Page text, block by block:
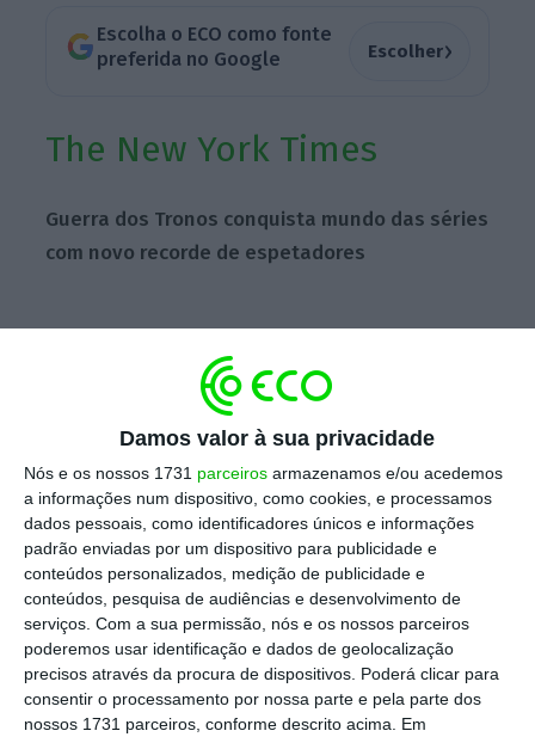
Damos valor à sua privacidade
Nós e os nossos 1731 parceiros armazenamos e/ou acedemos
a informações num dispositivo, como cookies, e processamos
dados pessoais, como identificadores únicos e informações
padrão enviadas por um dispositivo para publicidade e
conteúdos personalizados, medição de publicidade e
conteúdos, pesquisa de audiências e desenvolvimento de
serviços. Com a sua permissão, nós e os nossos parceiros
poderemos usar identificação e dados de geolocalização
precisos através da procura de dispositivos. Poderá clicar para
consentir o processamento por nossa parte e pela parte dos
nossos 1731 parceiros, conforme descrito acima. Em
Escolha o ECO como fonte
preferida no Google
Escolher›
The New York Times
Guerra dos Tronos conquista mundo das séries
com novo recorde de espetadores
segunda-feira ao último episódio
temporada de A Guerra dos Tronos. Este é um
recorde no mundo das séries e da própria
série, queaumentou em 36% o número de
espetadores desde o final da sexta
temporada. Contando aqueles que veem os
episódios após o dia de lançamento, a série
chega a um público de 30 milhões.
Leia a notícia completaaqui. (Conteúdo em
inglês/ Acesso livre)